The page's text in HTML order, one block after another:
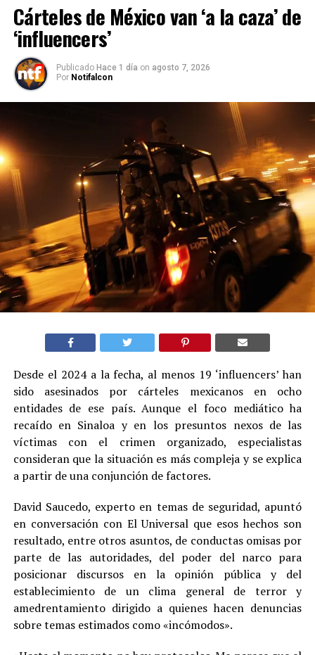
Cárteles de México van ‘a la caza’ de
‘influencers’
Publicado Hace 1 día on agosto 7, 2026
Por Notifalcon
Desde el 2024 a la fecha, al menos 19 ‘influencers’ han
sido asesinados por cárteles mexicanos en ocho
entidades de ese país. Aunque el foco mediático ha
recaído en Sinaloa y en los presuntos nexos de las
víctimas con el crimen organizado, especialistas
consideran que la situación es más compleja y se explica
a partir de una conjunción de factores.
David Saucedo, experto en temas de seguridad, apuntó
en conversación con El Universal que esos hechos son
resultado, entre otros asuntos, de conductas omisas por
parte de las autoridades, del poder del narco para
posicionar discursos en la opinión pública y del
establecimiento de un clima general de terror y
amedrentamiento dirigido a quienes hacen denuncias
sobre temas estimados como «incómodos».